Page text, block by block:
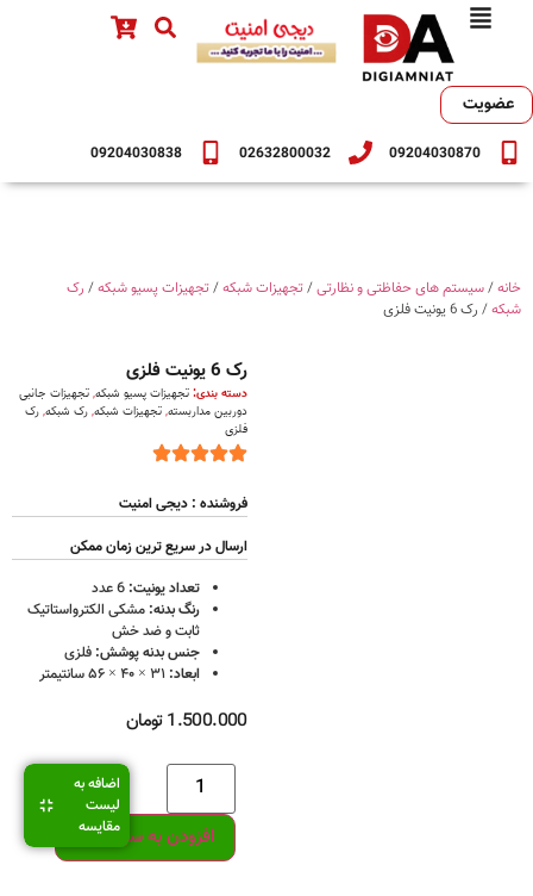
09204030870
02632800032
09204030838
عضویت
خانه/سیستم های حفاظتی و نظارتی/تجهیزات شبکه/تجهیزات پسیو شبکه/ رک
شبکه/ رک 6 یونیت فلزی
رک 6 یونیت فلزی
دسته بندی:تجهیزات پسیو شبکه,تجهیزات جانبی
دوربین مداربسته,تجهیزات شبکه,رک شبکه,رک
فلزی
فروشنده : دیجی امنیت
ارسال در سریع ترین زمان ممکن
تعداد یونیت:6 عدد
رنگ بدنه: مشکی الکترواستاتیک
ثابت و ضد خش
جنس بدنه پوشش: فلزی
ابعاد:۳۱ × ۴۰ × ۵۶ سانتیمتر
1.500.000تومان
افزودن به سبد خرید
اضافه به
لیست
مقایسه